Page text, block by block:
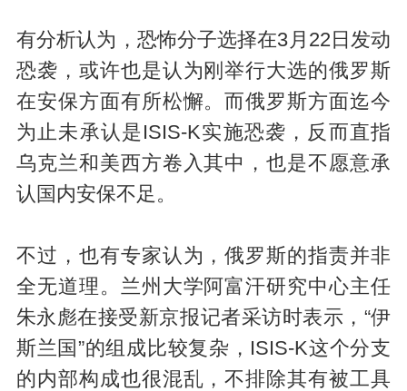
有分析认为，恐怖分子选择在3月22日发动
恐袭，或许也是认为刚举行大选的俄罗斯
在安保方面有所松懈。而俄罗斯方面迄今
为止未承认是ISIS-K实施恐袭，反而直指
乌克兰和美西方卷入其中，也是不愿意承
认国内安保不足。
不过，也有专家认为，俄罗斯的指责并非
全无道理。兰州大学阿富汗研究中心主任
朱永彪在接受新京报记者采访时表示，“伊
斯兰国”的组成比较复杂，ISIS-K这个分支
的内部构成也很混乱，不排除其有被工具